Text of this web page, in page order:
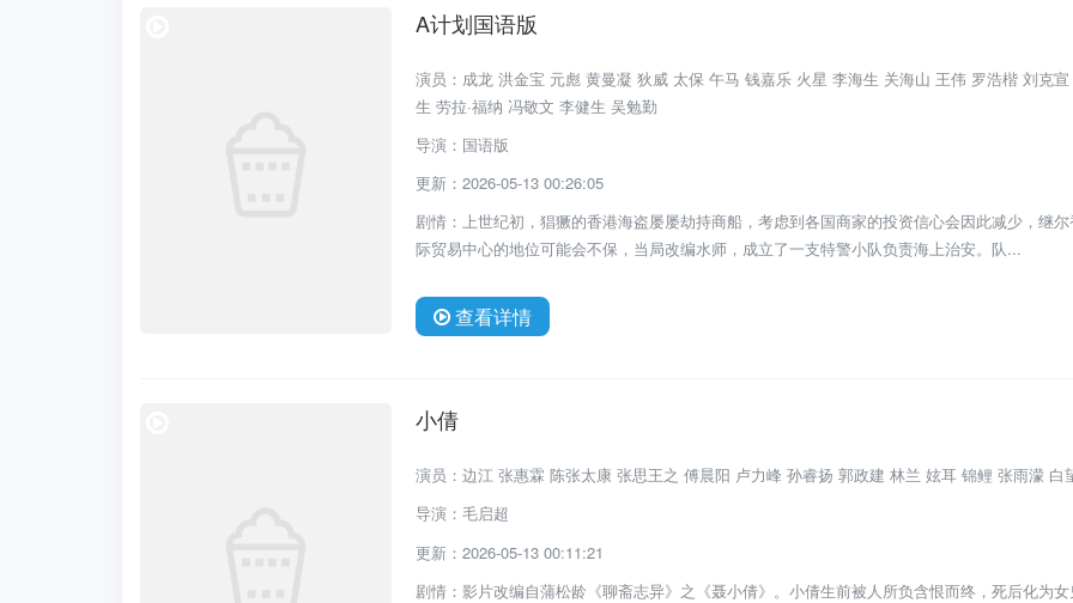
A计划国语版
演员：成龙 洪金宝 元彪 黄曼凝 狄威 太保 午马 钱嘉乐 火星 李海生 关海山 王伟 罗浩楷 刘克
生 劳拉·福纳 冯敬文 李健生 吴勉勤
导演：国语版
更新：2026-05-13 00:26:05
剧情：上世纪初，猖獗的香港海盗屡屡劫持商船，考虑到各国商家的投资信心会因此减少，继
际贸易中心的地位可能会不保，当局改编水师，成立了一支特警小队负责海上治安。队...
查看详情
小倩
演员：边江 张惠霖 陈张太康 张思王之 傅晨阳 卢力峰 孙睿扬 郭政建 林兰 妶耳 锦鲤 张雨濛 白
导演：毛启超
更新：2026-05-13 00:11:21
剧情：影片改编自蒲松龄《聊斋志异》之《聂小倩》。小倩生前被人所负含恨而终，死后化为